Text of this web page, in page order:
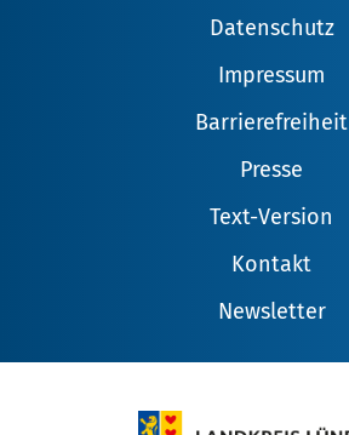
Datenschutz
Impressum
Barrierefreiheit
Presse
Text-Version
Kontakt
Newsletter